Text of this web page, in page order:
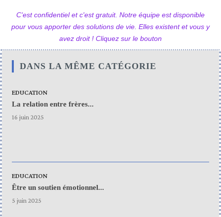
C'est confidentiel et c'est gratuit. Notre équipe est disponible
pour vous apporter des solutions de vie. Elles existent et vous y
avez droit ! Cliquez sur le bouton
DANS LA MÊME CATÉGORIE
EDUCATION
La relation entre frères...
16 juin 2025
EDUCATION
Être un soutien émotionnel...
5 juin 2025